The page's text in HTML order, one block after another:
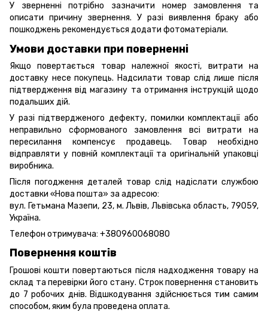
У зверненні потрібно зазначити номер замовлення та
описати причину звернення. У разі виявлення браку або
пошкоджень рекомендується додати фотоматеріали.
Умови доставки при поверненні
Якщо повертається товар належної якості, витрати на
доставку несе покупець. Надсилати товар слід лише після
підтвердження від магазину та отримання інструкцій щодо
подальших дій.
У разі підтвердженого дефекту, помилки комплектації або
неправильно сформованого замовлення всі витрати на
пересилання компенсує продавець. Товар необхідно
відправляти у повній комплектації та оригінальній упаковці
виробника.
Після погодження деталей товар слід надіслати службою
доставки «Нова пошта» за адресою:
вул. Гетьмана Мазепи, 23, м. Львів, Львівська область, 79059,
Україна.
Телефон отримувача: +380960068080
Повернення коштів
Грошові кошти повертаються після надходження товару на
склад та перевірки його стану. Строк повернення становить
до 7 робочих днів. Відшкодування здійснюється тим самим
способом, яким була проведена оплата.